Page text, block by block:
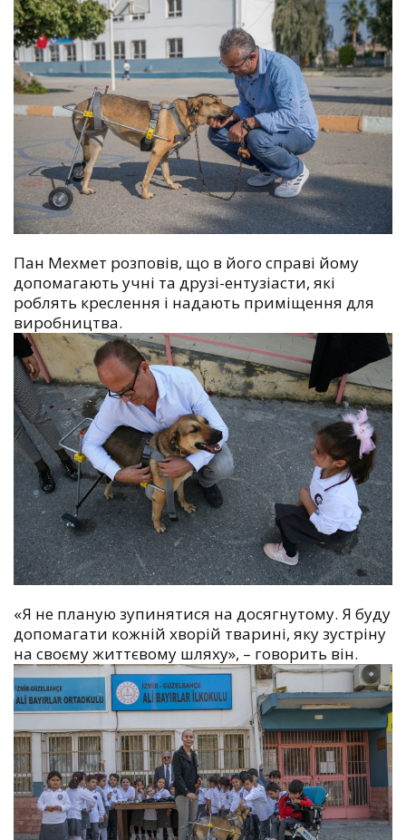
Пан Мехмет розповів, що в його справі йому
допомагають учні та друзі-ентузіасти, які
роблять креслення і надають приміщення для
виробництва.
«Я не планую зупинятися на досягнутому. Я буду
допомагати кожній хворій тварині, яку зустріну
на своєму життєвому шляху», – говорить він.